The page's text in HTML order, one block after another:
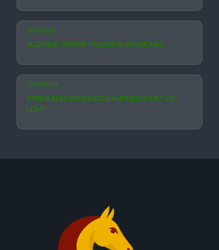
SPRINGEN
SUZANNE TEPPER TWEEDE IN WARSCHAU
DRESSUUR
SASKIA KNOL GRONINGS KAMPIOEN IN HET ZZ-
LICHT